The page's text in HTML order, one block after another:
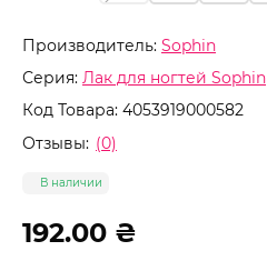
Производитель: Sophin
Серия: Лак для ногтей Sophin
Код Товара: 4053919000582
Отзывы: (0)
В наличии
192.00 ₴